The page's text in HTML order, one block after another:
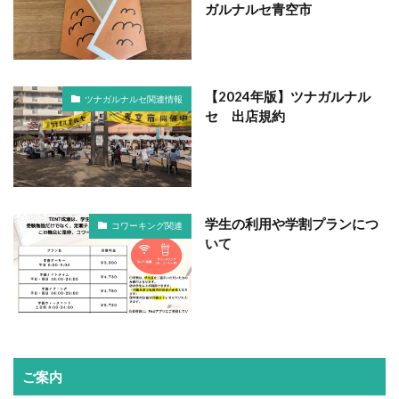
ガルナルセ青空市
ツナガルナルセ関連情報
【2024年版】ツナガルナル
セ 出店規約
コワーキング関連
学生の利用や学割プランにつ
いて
ご案内